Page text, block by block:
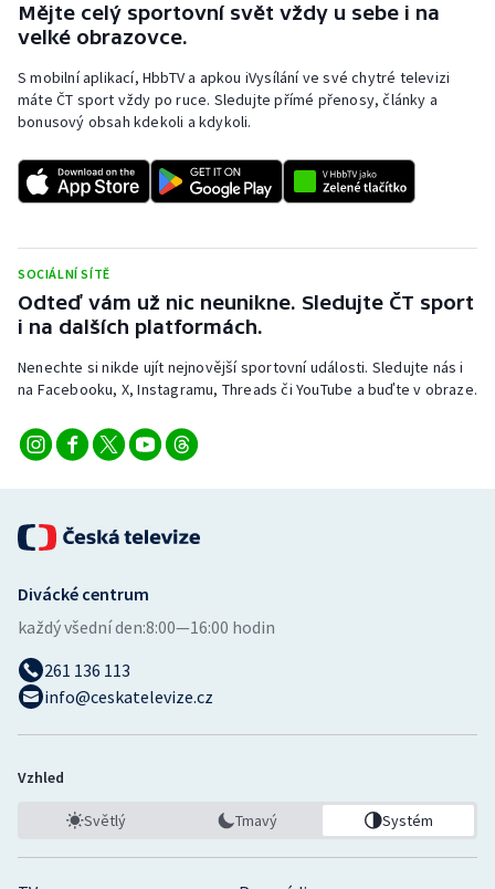
Mějte celý sportovní svět vždy u sebe i na
velké obrazovce.
S mobilní aplikací, HbbTV a apkou iVysílání ve své chytré televizi
máte ČT sport vždy po ruce. Sledujte přímé přenosy, články a
bonusový obsah kdekoli a kdykoli.
SOCIÁLNÍ SÍTĚ
Odteď vám už nic neunikne. Sledujte ČT sport
i na dalších platformách.
Nenechte si nikde ujít nejnovější sportovní události. Sledujte nás i
na Facebooku, X, Instagramu, Threads či YouTube a buďte v obraze.
Divácké centrum
každý všední den:8:00—16:00 hodin
261 136 113
info@ceskatelevize.cz
Vzhled
Světlý Tmavý Systém